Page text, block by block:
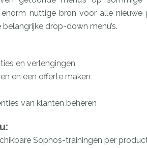
nuttige bron voor alle
drop-down menu’s.
en verlengingen
en een offerte maken
van klanten beheren
Sophos-trainingen per